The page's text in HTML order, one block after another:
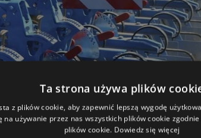
Ta strona używa plików
z plików cookie, aby zapewnić lepszą wygodę
na używanie przez nas wszystkich plików cookie
plików cookie. Dowiedz się więcej